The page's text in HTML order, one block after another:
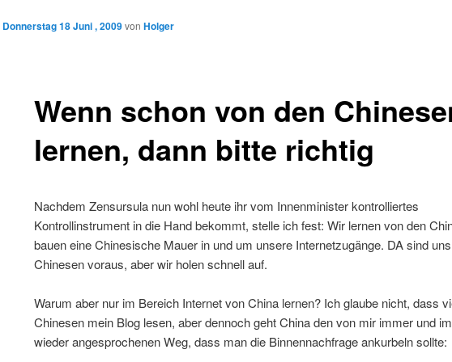
Wenn schon von den
lernen, dann bitte richtig
Donnerstag 18 Juni , 2009von Holger
Nachdem Zensursula nun wohl heute ihr vom Innenminister kontrolliertes
Kontrollinstrument in die Hand bekommt, stelle ich fest: Wir lernen von den
bauen eine Chinesische Mauer in und um unsere Internetzugänge. DA sind
Chinesen voraus, aber wir holen schnell auf.
Warum aber nur im Bereich Internet von China lernen? Ich glaube nicht, dass
Chinesen mein Blog lesen, aber dennoch geht China den von mir immer und
wieder angesprochenen Weg, dass man die Binnennachfrage ankurbeln sollte: